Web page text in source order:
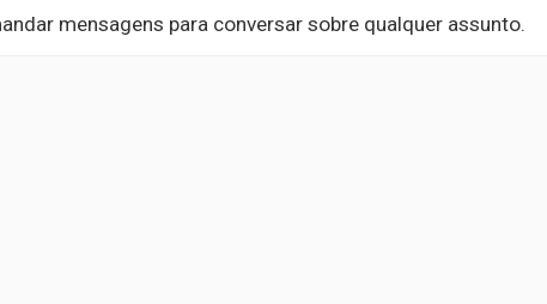
mensagens para conversar sobre qualquer assunto.